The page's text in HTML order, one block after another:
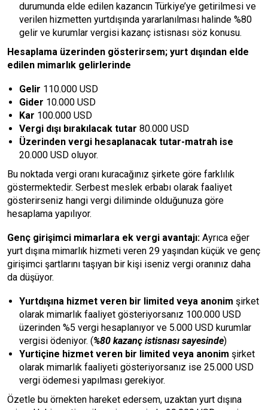
durumunda elde edilen kazancın Türkiye’ye getirilmesi ve
verilen hizmetten yurtdışında yararlanılması halinde %80
gelir ve kurumlar vergisi kazanç istisnası söz konusu.
Hesaplama üzerinden gösterirsem; yurt dışından elde
edilen mimarlık gelirlerinde
Gelir 110.000 USD
Gider 10.000 USD
Kar 100.000 USD
Vergi dışı bırakılacak tutar 80.000 USD
Üzerinden vergi hesaplanacak tutar-matrah ise
20.000 USD oluyor.
Bu noktada vergi oranı kuracağınız şirkete göre farklılık
göstermektedir. Serbest meslek erbabı olarak faaliyet
gösterirseniz hangi vergi diliminde olduğunuza göre
hesaplama yapılıyor.
Genç girişimci mimarlara ek vergi avantajı: Ayrıca eğer
yurt dışına mimarlık hizmeti veren 29 yaşından küçük ve genç
girişimci şartlarını taşıyan bir kişi iseniz vergi oranınız daha
da düşüyor.
Yurtdışına hizmet veren bir limited veya anonim şirket
olarak mimarlık faaliyet gösteriyorsanız 100.000 USD
üzerinden %5 vergi hesaplanıyor ve 5.000 USD kurumlar
vergisi ödeniyor. (%80 kazanç istisnası sayesinde)
Yurtiçine hizmet veren bir limited veya anonim şirket
olarak mimarlık faaliyeti gösteriyorsanız ise 25.000 USD
vergi ödemesi yapılması gerekiyor.
Özetle bu örnekten hareket edersem, uzaktan yurt dışına